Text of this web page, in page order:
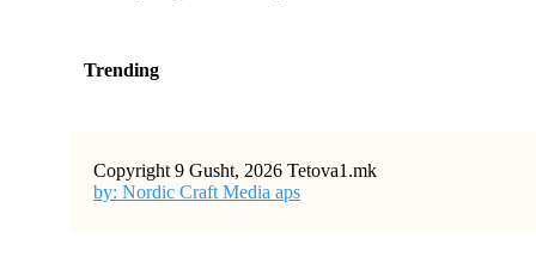
Trending
Copyright 9 Gusht, 2026 Tetova1.mk
by: Nordic Craft Media aps